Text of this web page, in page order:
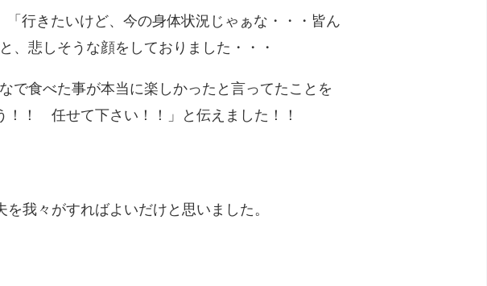
行きたいけど、今の身体状況じゃぁな・・・皆ん
、悲しそうな顔をしておりました・・・
で食べた事が本当に楽しかったと言ってたことを
！！ 任せて下さい！！」と伝えました！！
我々がすればよいだけと思いました。